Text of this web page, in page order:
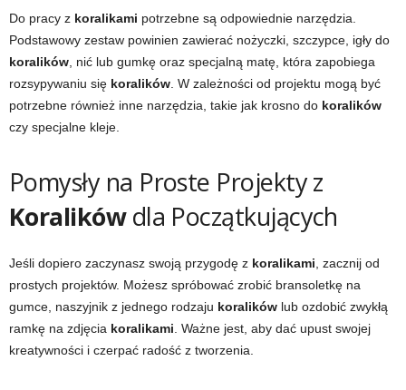
Do pracy z koralikami potrzebne są odpowiednie narzędzia.
Podstawowy zestaw powinien zawierać nożyczki, szczypce, igły do
koralików , nić lub gumkę oraz specjalną matę, która zapobiega
rozsypywaniu się koralików . W zależności od projektu mogą być
potrzebne również inne narzędzia, takie jak krosno do koralików
czy specjalne kleje.
Pomysły na Proste Projekty z
Koralikówdla Początkujących
Jeśli dopiero zaczynasz swoją przygodę z koralikami , zacznij od
prostych projektów. Możesz spróbować zrobić bransoletkę na
gumce, naszyjnik z jednego rodzaju koralików lub ozdobić zwykłą
ramkę na zdjęcia koralikami . Ważne jest, aby dać upust swojej
kreatywności i czerpać radość z tworzenia.